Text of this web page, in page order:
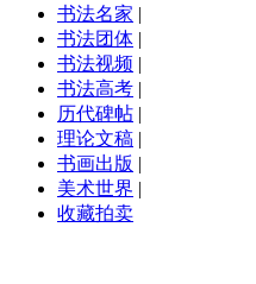
书法名家 |
书法团体 |
书法视频 |
书法高考 |
历代碑帖 |
理论文稿 |
书画出版 |
美术世界 |
收藏拍卖